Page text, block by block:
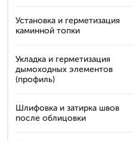
Установка и герметизация
каминной топки
Укладка и герметизация
дымоходных элементов
(профиль)
Шлифовка и затирка швов
после облицовки